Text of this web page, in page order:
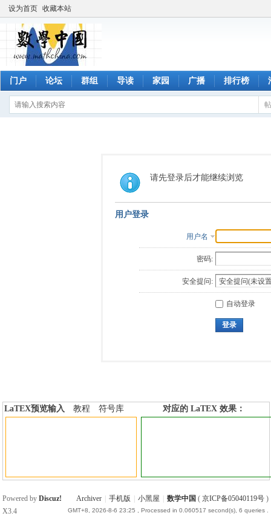
设为首页 收藏本站
门户 论坛 群组 导读 家园 广播 排行榜
请先登录后才能继续浏览
用户登录
用户名
密码:
安全提问:
自动登录
登录
LaTEX预览输入 教程
符号库
对应的 LaTEX 效果：
Archiver 手机版 小黑屋 数学中国 ( 京ICP备05040119号)
GMT+8, 2026-8-6 23:25 , Processed in 0.060517 second(s), 6 queries .
Powered byDiscuz!
X3.4